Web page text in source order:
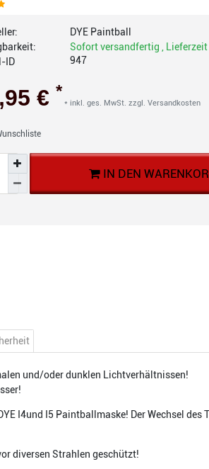
ID
DYE Paintball
Sofort versandfertig , Lieferzeit
947
€ *
* inkl. ges. MwSt. zzgl. Versandkosten
IN DEN
und/oder dunklen Lichtverhältnissen!
I4und I5 Paintballmaske! Der Wechsel des
diversen Strahlen geschützt!